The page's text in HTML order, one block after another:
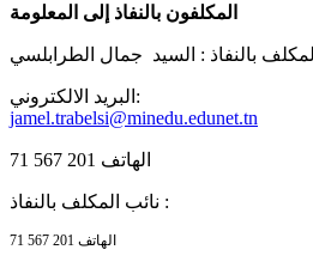
المكلفون بالنفاذ إلى المعلومة
المكلف بالنفاذ : السيد جمال الطرابلسي
البريد الالكتروني:
jamel.trabelsi@minedu.edunet.tn
نائب المكلف بالنفاذ :